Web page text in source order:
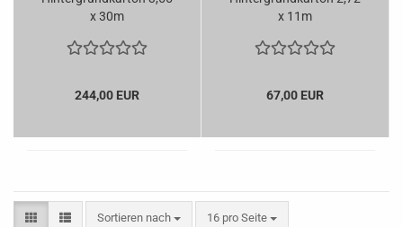
x 30m
244,00 EUR
x 11m
67,00 EUR
Sortieren nach
Sortieren nach 16 pro Seite
pro Seite